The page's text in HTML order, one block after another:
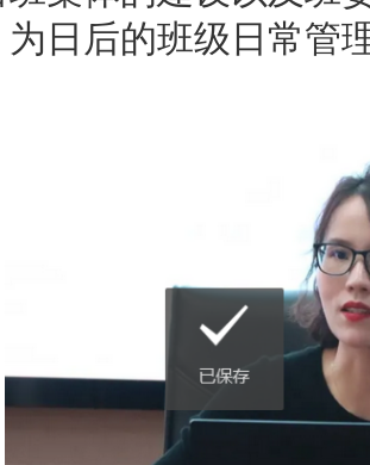
日后的班级日常管